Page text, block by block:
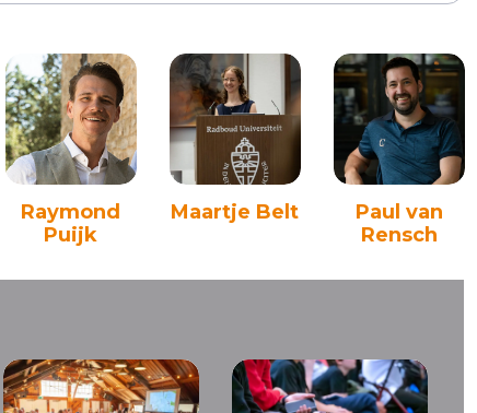
Raymond
Puijk
Maartje Belt
Paul van
Rensch